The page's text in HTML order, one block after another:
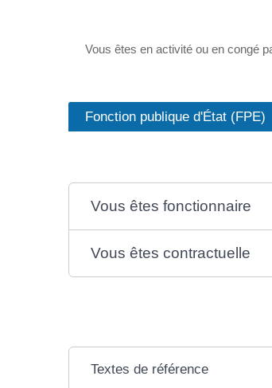
Vous êtes en activité ou en congé
Fonction publique d'État (FPE)
Vous êtes fonctionnaire
Vous êtes contractuelle
Textes de référence